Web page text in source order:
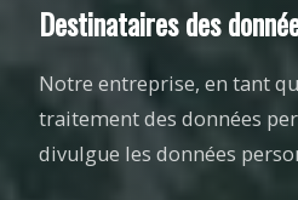
Destinataires des
Notre entreprise, en tant
traitement des données
divulgue les données